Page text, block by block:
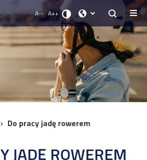
A-- A++
Do pracy jadę rowerem
JADĘ ROWEREM